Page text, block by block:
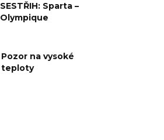
SESTŘIH: Sparta –
Olympique
Pozor na vysoké
teploty